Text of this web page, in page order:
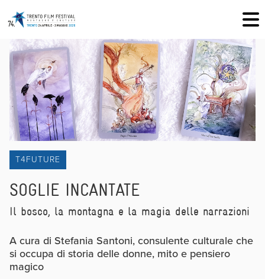
T4FUTURE
SOGLIE INCANTATE
Il bosco, la montagna e la magia delle narrazioni
A cura di Stefania Santoni, consulente culturale che
si occupa di storia delle donne, mito e pensiero
magico